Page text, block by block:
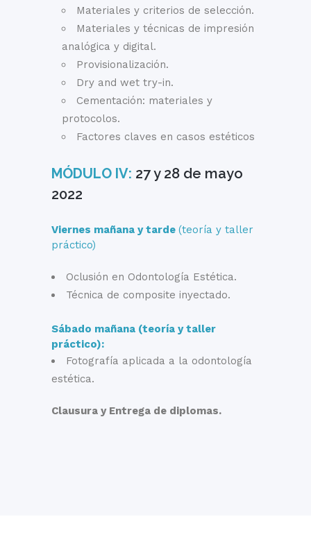
Materiales y criterios de selección.
Materiales y técnicas de impresión
analógica y digital.
Provisionalización.
Dry and wet try-in.
Cementación: materiales y
protocolos.
Factores claves en casos estéticos
MÓDULO IV: 27 y 28 de mayo
2022
Viernes mañana y tarde (teoría y taller
práctico)
Oclusión en Odontología Estética.
Técnica de composite inyectado.
Sábado mañana (teoría y taller
práctico):
Fotografía aplicada a la odontología
estética.
Clausura y Entrega de diplomas.